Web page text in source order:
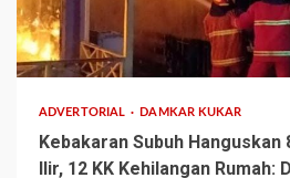
2 min read
ADVERTORIAL DAMKAR KUKAR
Kebakaran Subuh Hanguskan
Ilir, 12 KK Kehilangan Rumah: